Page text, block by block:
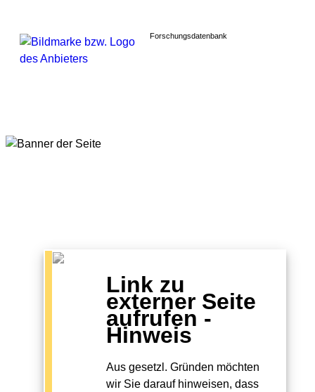
Forschungsdatenbank
Link zu
externer Seite
aufrufen -
Hinweis
Aus gesetzl. Gründen möchten
wir Sie darauf hinweisen, dass